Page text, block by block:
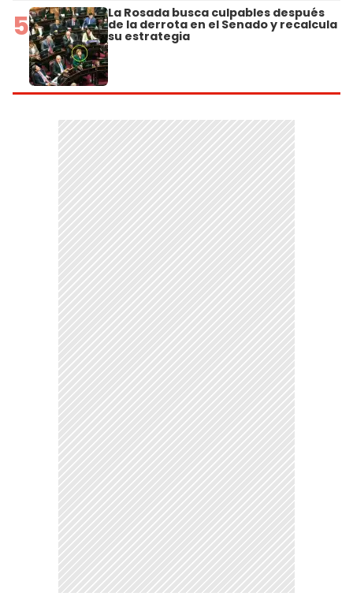
5 La Rosada busca culpables después
de la derrota en el Senado y recalcula
su estrategia